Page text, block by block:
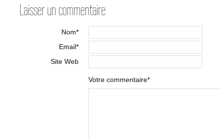
Laisser un commentaire
Nom*
Email*
Site Web
Votre commentaire*